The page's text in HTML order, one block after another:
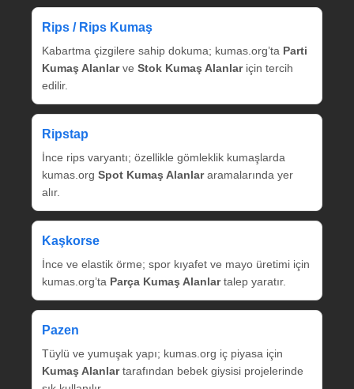
Rips / Rips Kumaş
Kabartma çizgilere sahip dokuma; kumas.org’ta Parti
Kumaş Alanlarve Stok Kumaş Alanlariçin tercih
edilir.
Ripstap
İnce rips varyantı; özellikle gömleklik kumaşlarda
kumas.org Spot Kumaş Alanlararamalarında yer
alır.
Kaşkorse
İnce ve elastik örme; spor kıyafet ve mayo üretimi için
kumas.org’ta Parça Kumaş Alanlartalep yaratır.
Pazen
Tüylü ve yumuşak yapı; kumas.org iç piyasa için
Kumaş Alanlartarafından bebek giysisi projelerinde